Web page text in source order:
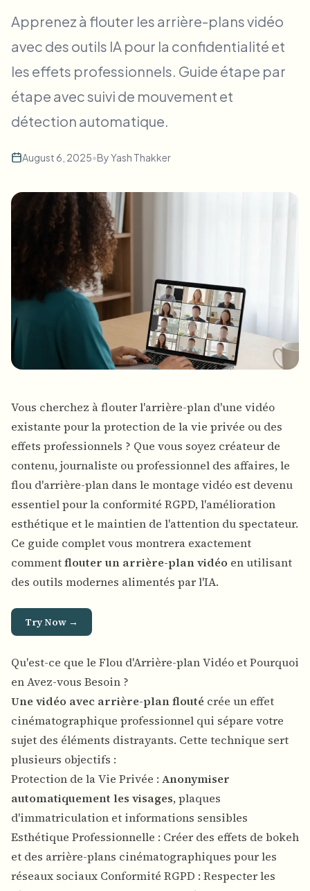
Échange de visage - Vidéo
Intelligence vidéo
Flou vidéo par lot
Traitez plusieurs vidéos en une fois
Flou facial en masse
Pipelines à haut débit
Flouter n'importe quoi
Zones, politiques et révision d'entreprise
API & SDK
Automatiser les téléchargements, tâches et webhooks
Formulaire de contact
Intelligence vidéo
Suppression d'arrière-plan en masse
Apprenez à flouter les arrière-plans vidéo
avec des outils IA pour la confidentialité et
les effets professionnels. Guide étape par
étape avec suivi de mouvement et
détection automatique.
August 6, 2025•ByYash Thakker
Vous cherchez à flouter l'arrière-plan d'une vidéo
existante pour la protection de la vie privée ou des
effets professionnels ? Que vous soyez créateur de
contenu, journaliste ou professionnel des affaires, le
flou d'arrière-plan dans le montage vidéo est devenu
essentiel pour la conformité RGPD, l'amélioration
esthétique et le maintien de l'attention du spectateur.
Ce guide complet vous montrera exactement
commentflouter un arrière-plan vidéo en utilisant
des outils modernes alimentés par l'IA.
Try Now →
Qu'est-ce que le Flou d'Arrière-plan Vidéo et Pourquoi
en Avez-vous Besoin ?
Une vidéo avec arrière-plan flouté crée un effet
cinématographique professionnel qui sépare votre
sujet des éléments distrayants. Cette technique sert
plusieurs objectifs :
Protection de la Vie Privée : Anonymiser
automatiquement les visages, plaques
d'immatriculation et informations sensibles
Esthétique Professionnelle : Créer des effets de bokeh
et des arrière-plans cinématographiques pour les
réseaux sociaux Conformité RGPD : Respecter les